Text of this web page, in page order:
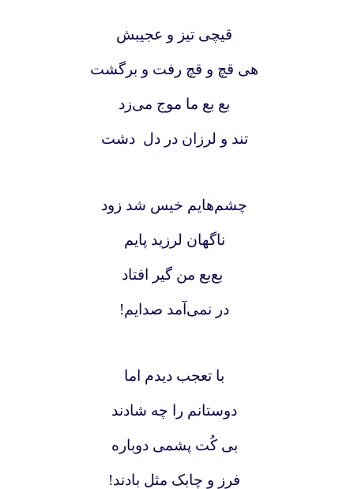
قیچی تیز و عجیبش
هی قچ و قچ رفت و برگشت
بع بع ما موج می‌زد
تند و لرزان‌ در دل دشت
چشم‌هایم خیس شد زود
ناگهان لرزید پایم
بع‌بع من گیر افتاد
در نمی‌آمد صدایم!
با تعجب دیدم اما
دوستانم را چه شادند
بی کُت پشمی دوباره
فرز و چابک مثل بادند!